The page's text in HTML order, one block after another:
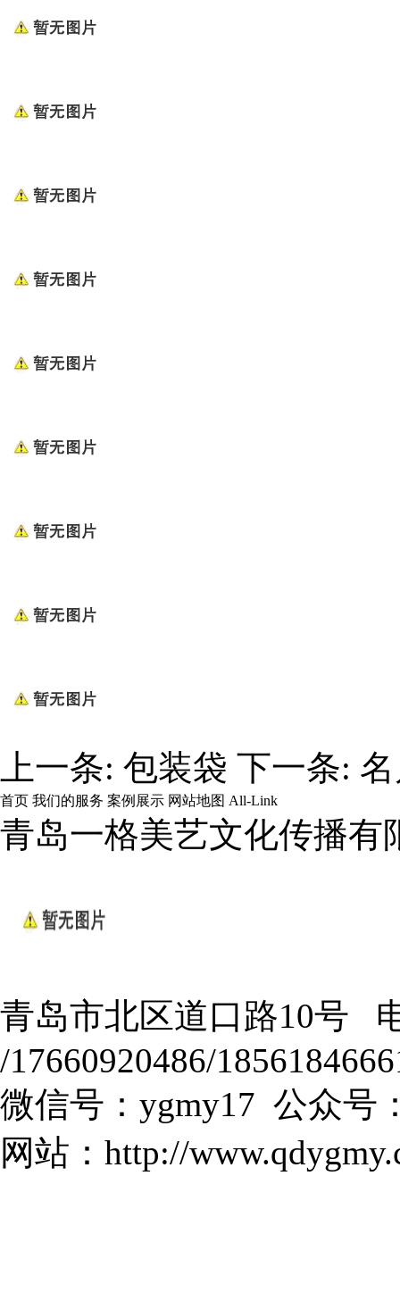
上一条: 包装袋 下一条:
首页 我们的服务 案例展示 网站地图 All-Link
青岛一格美艺文化传播有
青岛市北区道口路10号
/17660920486/
微信号：ygmy17 公众号
网站： http://